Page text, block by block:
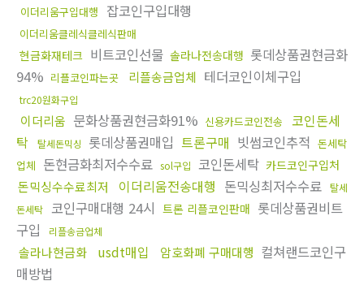
이더리움구입대행 잡코인구입대행
이더리움클레식클레식판매
현금화재테크 비트코인선물 솔라나전송대행 롯데상품권현금화
94% 리플코인파는곳 리플송금업체 테더코인이체구입
trc20원화구입
이더리움 문화상품권현금화91% 신용카드코인전송
코인돈세
탁
탈세돈믹싱 롯데상품권매입 트론구매 빗썸코인추적 돈세탁
업체 돈현금화최저수수료 sol구입 코인돈세탁 카드코인구입처
돈믹싱수수료최저 이더리움전송대행 돈믹싱최저수수료 탈세
돈세탁 코인구매대행 24시 트론 리플코인판매 롯데상품권비트
구입
리플송금업체
솔라나현금화 usdt매입 암호화폐 구매대행 컬쳐랜드코인구
매방법